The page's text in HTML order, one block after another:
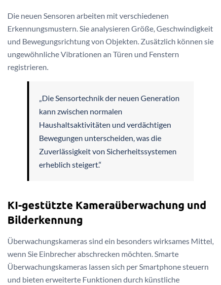
Die neuen Sensoren arbeiten mit verschiedenen
Erkennungsmustern. Sie analysieren Größe, Geschwindigkeit
und Bewegungsrichtung von Objekten. Zusätzlich können sie
ungewöhnliche Vibrationen an Türen und Fenstern
registrieren.
„Die Sensortechnik der neuen Generation
kann zwischen normalen
Haushaltsaktivitäten und verdächtigen
Bewegungen unterscheiden, was die
Zuverlässigkeit von Sicherheitssystemen
erheblich steigert.“
KI-gestützte Kameraüberwachung und
Bilderkennung
Überwachungskameras sind ein besonders wirksames Mittel,
wenn Sie Einbrecher abschrecken möchten. Smarte
Überwachungskameras lassen sich per Smartphone steuern
und bieten erweiterte Funktionen durch künstliche